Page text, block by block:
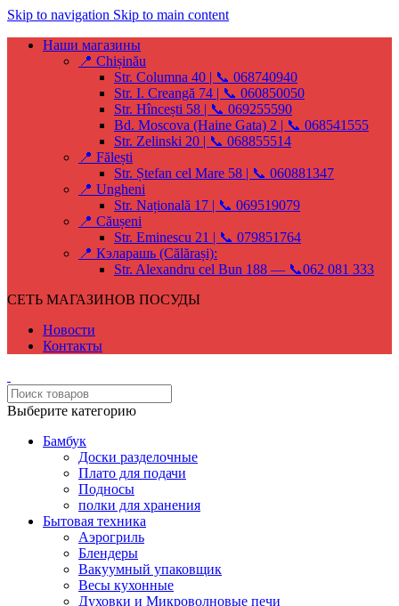
Skip to navigation Skip to main content
Наши магазины
📍 Chișinău
Str. Columna 40 | 📞 068740940
Str. I. Creangă 74 | 📞 060850050
Str. Hîncești 58 | 📞 069255590
Bd. Moscova (Haine Gata) 2 | 📞 068541555
Str. Zelinski 20 | 📞 068855514
📍 Fălești
Str. Ștefan cel Mare 58 | 📞 060881347
📍 Ungheni
Str. Națională 17 | 📞 069519079
📍 Căușeni
Str. Eminescu 21 | 📞 079851764
📍 Кэларашь (Călărași):
Str. Alexandru cel Bun 188 — 📞062 081 333
СЕТЬ МАГАЗИНОВ ПОСУДЫ
Новости
Контакты
Выберите категорию
Бамбук
Доски разделочные
Плато для подачи
Подносы
полки для хранения
Бытовая техника
Аэрогриль
Блендеры
Вакуумный упаковщик
Весы кухонные
Духовки и Микроволновые печи